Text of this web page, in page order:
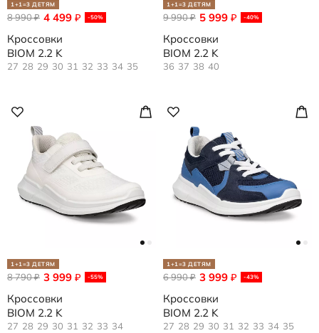
1+1=3 ДЕТЯМ
4 499 ₽ -50%
8 990₽
Кроссовки
BIOM 2.2 K
27 28 29 30 31 32 33 34 35
1+1=3 ДЕТЯМ
5 999 ₽ -40%
9 990₽
Кроссовки
BIOM 2.2 K
36 37 38 40
1+1=3 ДЕТЯМ
3 999 ₽ -55%
8 790₽
Кроссовки
BIOM 2.2 K
27 28 29 30 31 32 33 34
1+1=3 ДЕТЯМ
3 999 ₽ -43%
6 990₽
Кроссовки
BIOM 2.2 K
27 28 29 30 31 32 33 34 35